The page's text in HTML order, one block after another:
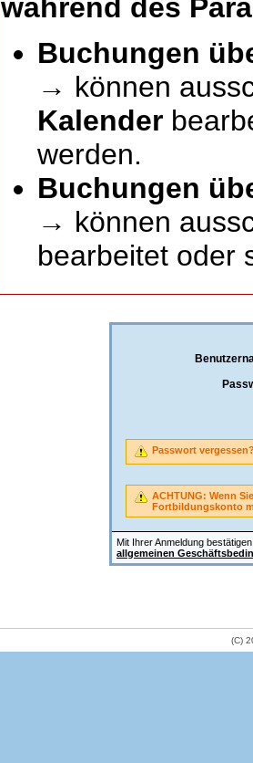
während des
Buchungen
→ können
Kalender
werden.
Buchungen
→ können
bearbeitet oder
Mit Ihrer Anmeldung
allgemeinen
Passwort
ACHTUNG: Wenn
Fortbildungskonto
(C)